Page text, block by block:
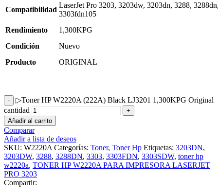
Compatibilidad
LaserJet Pro 3203, 3203dw, 3203dn, 3288,
3303fdn105
Rendimiento
1,300KPG
Condición
Nuevo
Producto
ORIGINAL
▷Toner HP W2220A (222A) Black LJ3201 1,300KPG Original
cantidad
Añadir al carrito
Comparar
Añadir a lista de deseos
SKU: W2220A Categorías: Toner, Toner Hp Etiquetas: 3203DN,
3203DW, 3288, 3288DN, 3303, 3303FDN, 3303SDW, toner hp
w2220a, TONER HP W2220A PARA IMPRESORA LASERJET
PRO 3203
Compartir: